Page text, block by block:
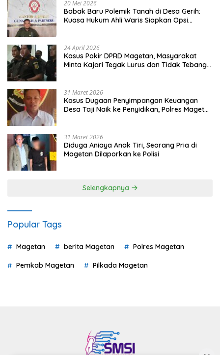
20 Mei 2026
Babak Baru Polemik Tanah di Desa Gerih:
Kuasa Hukum Ahli Waris Siapkan Opsi
24 April 2026
Kasus Pokir DPRD Magetan, Masyarakat
Minta Kajari Tegak Lurus dan Tidak Tebang
31 Maret 2026
Kasus Dugaan Penyimpangan Keuangan
Desa Taji Naik ke Penyidikan, Polres Magetan
31 Maret 2026
Diduga Aniaya Anak Tiri, Seorang Pria di
Magetan Dilaporkan ke Polisi
Selengkapnya
Popular Tags
Magetan berita Magetan Polres Magetan
Pemkab Magetan Pilkada Magetan